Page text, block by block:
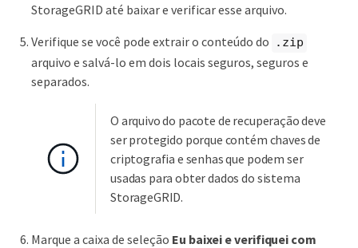
StorageGRID até baixar e verificar esse arquivo.
Verifique se você pode extrair o conteúdo do
.zip
arquivo e salvá-lo em dois locais seguros, seguros e
separados.
O arquivo do pacote de recuperação deve
ser protegido porque contém chaves de
criptografia e senhas que podem ser
usadas para obter dados do sistema
StorageGRID.
Marque a caixa de seleção Eu baixei e verifiquei com